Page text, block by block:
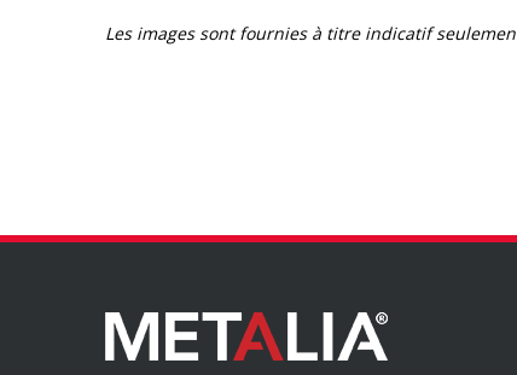
Les images sont fournies à titre indicatif